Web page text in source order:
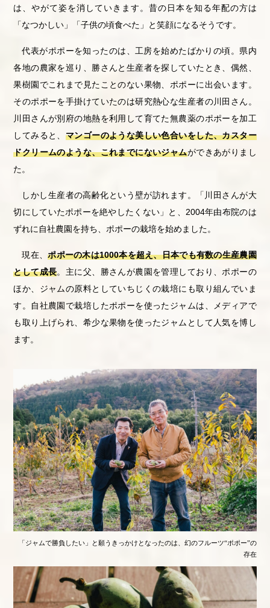
は、やがて姿を消していきます。昔の日本を知る年配の方は
「なつかしい」「子供の頃食べた」と笑顔になるそうです。
代表がポポーを知ったのは、工房を始めたばかりの頃。県内
各地の農家を巡り、勝さんと生産者を探していたとき、偶然、
果樹園でこれまで見たことのない果物、ポポーに出会います。
そのポポーを手掛けていたのは研究熱心な生産者の川田さん。
川田さんが別府の地熱を利用して育てた無農薬のポポーを加工
してみると、 マンゴーのような美しい色合いをした、カスター
ドクリームのような、これまでにないジャムができあがりまし
た。
しかし生産者の高齢化という壁が訪れます。「川田さんが大
切にしていたポポーを絶やしたくない」と、2004年由布院のは
ずれに自社農園を持ち、ポポーの栽培を始めました。
現在、ポポーの木は1000本を超え、日本でも有数の生産農園
として成長。主に父、勝さんが農園を管理しており、ポポーの
ほか、ジャムの原料としていちじくの栽培にも取り組んでいま
す。自社農園で栽培したポポーを使ったジャムは、メディアで
も取り上げられ、希少な果物を使ったジャムとして人気を博し
ます。
「ジャムで勝負したい」と願うきっかけとなったのは、幻のフルーツ“ポポー”の
存在